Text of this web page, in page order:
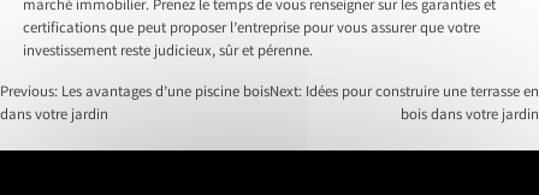
marché immobilier. Prenez le temps de vous renseigner sur les garanties et
certifications que peut proposer l’entreprise pour vous assurer que votre
investissement reste judicieux, sûr et pérenne.
Post
Previous: Les avantages d’une piscine bois
dans votre jardin
Next: Idées pour construire une terrasse en
bois dans votre jardin